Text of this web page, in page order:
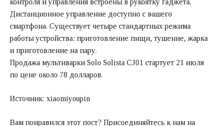
Дистанционное управление доступно с вашего
смартфона. Существует четыре стандартных режима
работы устройства: приготовление пищи, тушение, жарка
и приготовление на пару.
Продажа мультиварки Solo Solista CJ01 стартует 21 июля
по цене около 78 долларов.
Источник: xiaomiyoupin
Вам понравился этот пост? Присоединяйтесь к нам на